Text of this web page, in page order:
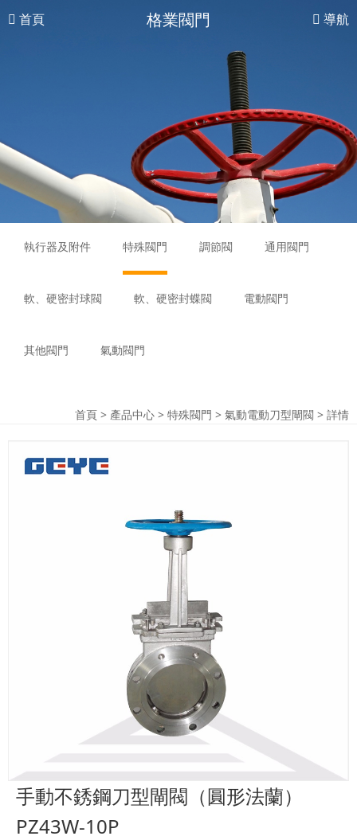
首頁 格業閥門 導航
執行器及附件 特殊閥門 調節閥 通用閥門
軟、硬密封球閥 軟、硬密封蝶閥 電動閥門
其他閥門 氣動閥門
首頁 > 產品中心 > 特殊閥門 > 氣動電動刀型閘閥 > 詳情
手動不銹鋼刀型閘閥（圓形法蘭）
PZ43W-10P